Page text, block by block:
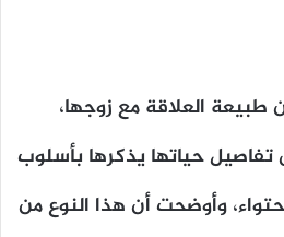
العلاقة مع زوجها،
تفاصيل حياتها يذكرها بأسلوب
وأوضحت أن هذا النوع من